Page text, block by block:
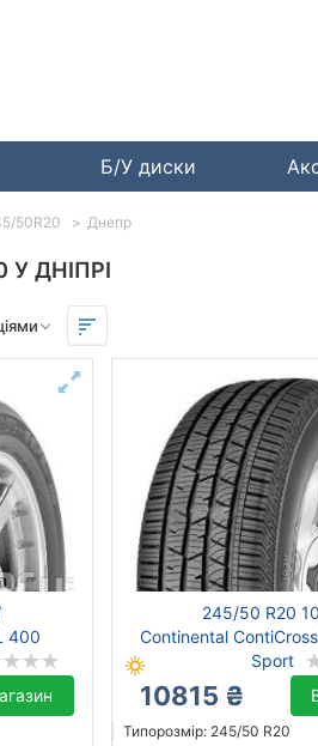
Б/У диски
ДНІПРІ
400
245/50 R20
Continental
Sport
10815 ₴
Типорозмір: 245/50 R20
50R20 Днепр